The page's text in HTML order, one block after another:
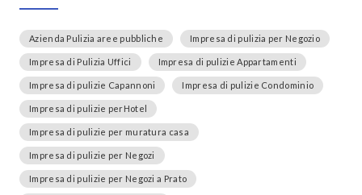
Azienda Pulizia aree pubbliche Impresa di pulizia per Negozio
Impresa di Pulizia Uffici Impresa di pulizie Appartamenti
Impresa di pulizie Capannoni Impresa di pulizie Condominio
Impresa di pulizie perHotel
Impresa di pulizie per muratura casa
Impresa di pulizie per Negozi
Impresa di pulizie per Negozi a Prato